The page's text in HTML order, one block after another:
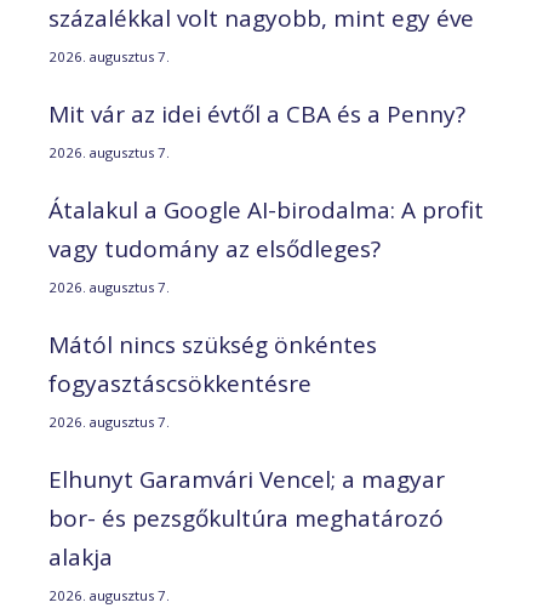
százalékkal volt nagyobb, mint egy éve
2026. augusztus 7.
Mit vár az idei évtől a CBA és a Penny?
2026. augusztus 7.
Átalakul a Google AI-birodalma: A profit
vagy tudomány az elsődleges?
2026. augusztus 7.
Mától nincs szükség önkéntes
fogyasztáscsökkentésre
2026. augusztus 7.
Elhunyt Garamvári Vencel; a magyar
bor- és pezsgőkultúra meghatározó
alakja
2026. augusztus 7.